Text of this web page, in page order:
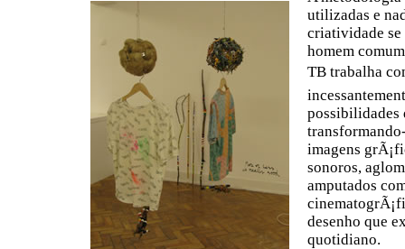
utilizadas e
criatividade
homem
TB trabalha
possibilidades
imagens
sonoros,
amputados
desenho que
quotidiano.